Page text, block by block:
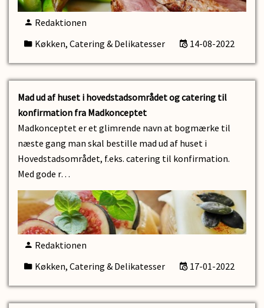
Redaktionen
Køkken, Catering & Delikatesser
14-08-2022
Mad ud af huset i hovedstadsområdet og catering til
konfirmation fra Madkonceptet
Madkonceptet er et glimrende navn at bogmærke til
næste gang man skal bestille mad ud af huset i
Hovedstadsområdet, f.eks. catering til konfirmation.
Med gode r…
Redaktionen
Køkken, Catering & Delikatesser
17-01-2022